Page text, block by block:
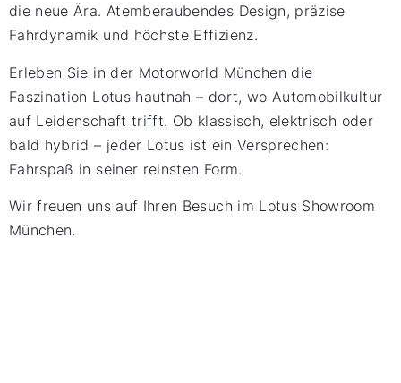
die neue Ära. Atemberaubendes Design, präzise
Fahrdynamik und höchste Effizienz.
Erleben Sie in der Motorworld München die
Faszination Lotus hautnah – dort, wo Automobilkultur
auf Leidenschaft trifft. Ob klassisch, elektrisch oder
bald hybrid – jeder Lotus ist ein Versprechen:
Fahrspaß in seiner reinsten Form.
Wir freuen uns auf Ihren Besuch im Lotus Showroom
München.